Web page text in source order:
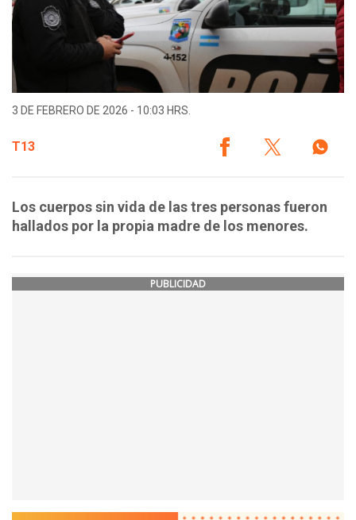
3 DE FEBRERO DE 2026 - 10:03 HRS.
T13
Los cuerpos sin vida de las tres personas fueron
hallados por la propia madre de los menores.
PUBLICIDAD